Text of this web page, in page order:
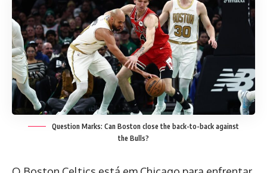
Question Marks: Can Boston close the back-to-back against
the Bulls?